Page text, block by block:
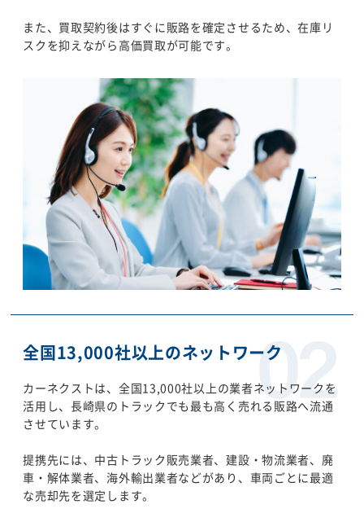
また、買取契約後はすぐに販路を確定させるため、在庫リ
スクを抑えながら高価買取が可能です。
全国13,000社以上のネットワーク
カーネクストは、全国13,000社以上の業者ネットワークを
活用し、長崎県のトラックでも最も高く売れる販路へ流通
させています。
提携先には、中古トラック販売業者、建設・物流業者、廃
車・解体業者、海外輸出業者などがあり、車両ごとに最適
な売却先を選定します。